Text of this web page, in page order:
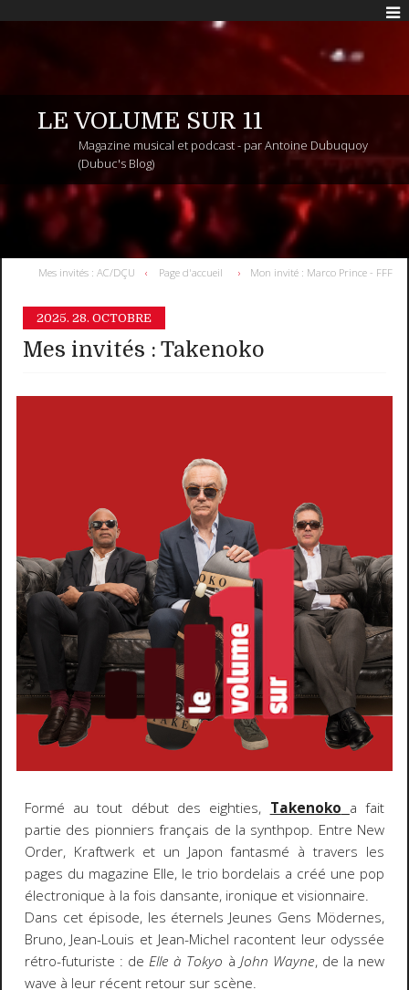
LE VOLUME SUR 11
Magazine musical et podcast - par Antoine Dubuquoy
(Dubuc's Blog)
Mes invités : AC/DÇU Page d'accueil Mon invité : Marco Prince - FFF
2025. 28. OCTOBRE
Mes invités : Takenoko
Formé au tout début des eighties, Takenoko a fait
partie des pionniers français de la synthpop. Entre New
Order, Kraftwerk et un Japon fantasmé à travers les
pages du magazine Elle, le trio bordelais a créé une pop
électronique à la fois dansante, ironique et visionnaire.
Dans cet épisode, les éternels Jeunes Gens Mödernes,
Bruno, Jean-Louis et Jean-Michel racontent leur odyssée
rétro-futuriste : deElle à Tokyo à John Wayne, de la new
wave à leur récent retour sur scène.